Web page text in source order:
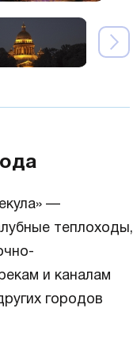
—
теплоходы,
и каналам
городов